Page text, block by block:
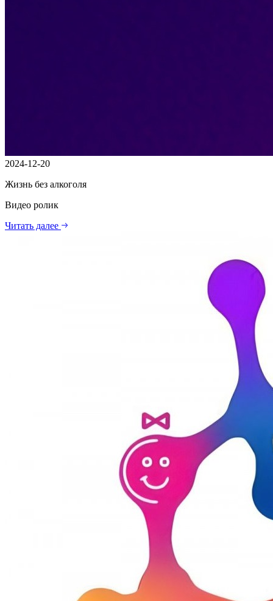
2024-12-20
Жизнь без алкоголя
Видео ролик
Читать далее